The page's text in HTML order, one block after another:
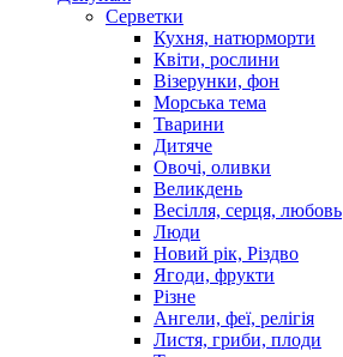
Серветки
Кухня, натюрморти
Квіти, рослини
Візерунки, фон
Морська тема
Тварини
Дитяче
Овочі, оливки
Великдень
Весілля, серця, любовь
Люди
Новий рік, Різдво
Ягоди, фрукти
Різне
Ангели, феї, релігія
Листя, гриби, плоди